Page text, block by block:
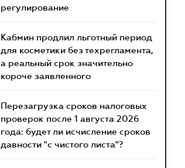
регулирование
Кабмин продлил льготный период
для косметики без техрегламента,
а реальный срок значительно
короче заявленного
Перезагрузка сроков налоговых
проверок после 1 августа 2026
года: будет ли исчисление сроков
давности "с чистого листа"?